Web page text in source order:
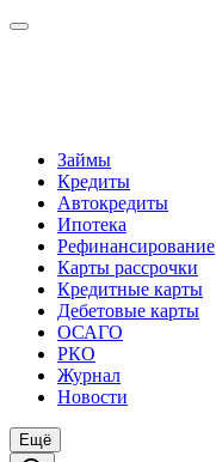
Займы
Кредиты
Автокредиты
Ипотека
Рефинансирование
Карты рассрочки
Кредитные карты
Дебетовые карты
ОСАГО
РКО
Журнал
Новости
Ещё